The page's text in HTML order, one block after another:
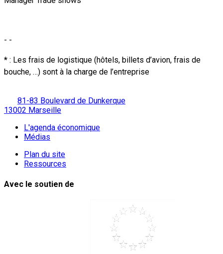
- -
* : Les frais de logistique (hôtels, billets d’avion, frais de
bouche, …) sont à la charge de l’entreprise
81-83 Boulevard de Dunkerque
13002 Marseille
L'agenda économique
Médias
Plan du site
Ressources
Avec le soutien de